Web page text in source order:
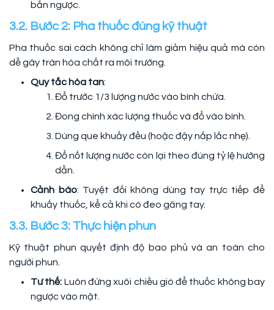
bắn ngược.
3.2. Bước 2: Pha thuốc đúng kỹ thuật
Pha thuốc sai cách không chỉ làm giảm hiệu quả mà còn
dễ gây tràn hóa chất ra môi trường.
Quy tắc hòa tan:
Đổ trước 1/3 lượng nước vào bình chứa.
Đong chính xác lượng thuốc và đổ vào bình.
Dùng que khuấy đều (hoặc đậy nắp lắc nhẹ).
Đổ nốt lượng nước còn lại theo đúng tỷ lệ hướng
dẫn.
Cảnh báo: Tuyệt đối không dùng tay trực tiếp để
khuấy thuốc, kể cả khi có đeo găng tay.
3.3. Bước 3: Thực hiện phun
Kỹ thuật phun quyết định độ bao phủ và an toàn cho
người phun.
Tư thế: Luôn đứng xuôi chiều gió để thuốc không bay
ngược vào mặt.